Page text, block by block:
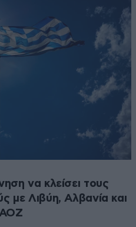
να κλείσει τους
με Λιβύη, Αλβανία και
ΑΟΖ